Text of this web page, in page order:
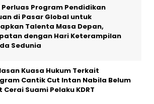
Perluas Program Pendidikan
di Pasar Global untuk
Talenta Masa Depan,
dengan Hari Keterampilan
Sedunia
Kuasa Hukum Terkait
Cantik Cut Intan Nabila Belum
Cerai Suami Pelaku KDRT